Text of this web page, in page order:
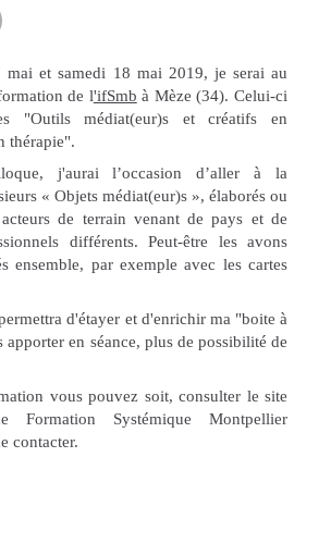
mai et samedi 18 mai 2019, je serai au
de l'ifSmb à Mèze (34). Celui-ci
"Outils médiat(eur)s et créatifs en
thérapie".
j'aurai l’occasion d’aller à la
« Objets médiat(eur)s », élaborés ou
de terrain venant de pays et de
différents. Peut-être les avons
ensemble, par exemple avec les cartes
d'étayer et d'enrichir ma "boite à
en séance, plus de possibilité de
vous pouvez soit, consulter le site
Formation Systémique Montpellier
contacter.